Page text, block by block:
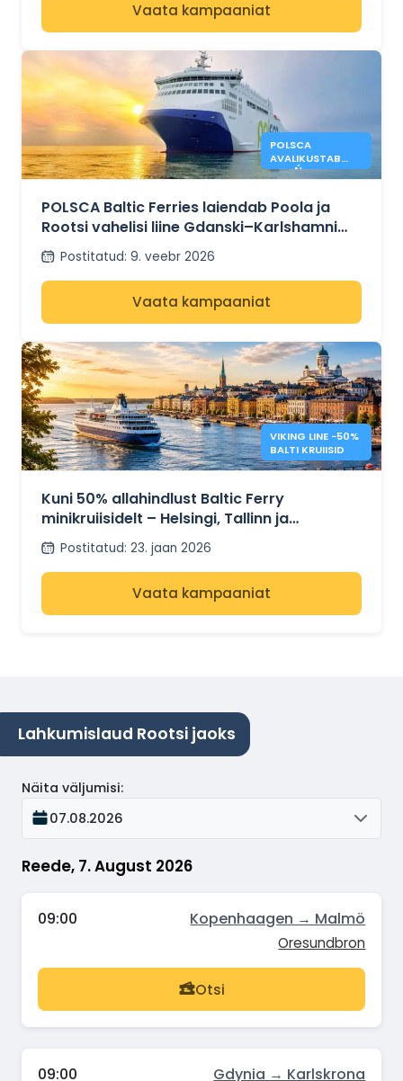
Vaata kampaaniat
POLSCA
AVALIKUSTAB
GDAŃSKI JA
LIINIPLAANID
POLSCA Baltic Ferries laiendab Poola ja
Rootsi vahelisi liine Gdanski–Karlshamni
plaanidega
Postitatud: 9. veebr 2026
Vaata kampaaniat
VIKING LINE −50%
BALTI KRUIISID
Kuni 50% allahindlust Baltic Ferry
minikruiisidelt – Helsingi, Tallinn ja
Stockholm
Postitatud: 23. jaan 2026
Vaata kampaaniat
Lahkumislaud Rootsi jaoks
Reede, 7. August 2026
Näita väljumisi:
07.08.2026
09:00 Kopenhaagen → Malmö
Oresundbron
Otsi
09:00 Gdynia → Karlskrona